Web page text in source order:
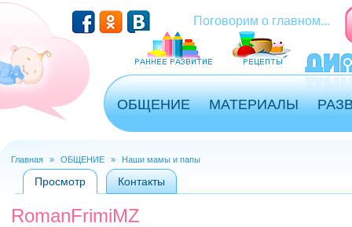
Перейти к основному содержанию
Поговорим о главном...
ОБЩЕНИЕ МАТЕРИАЛЫ
Вы здесь
Главная » ОБЩЕНИЕ » Наши мамы и папы
Главные вкладки
Просмотр (активная вкладка)
Контакты
RomanFrimiMZ